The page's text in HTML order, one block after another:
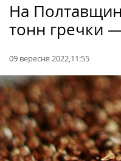
На
тонн гречки
09 вересня 2022,11:55